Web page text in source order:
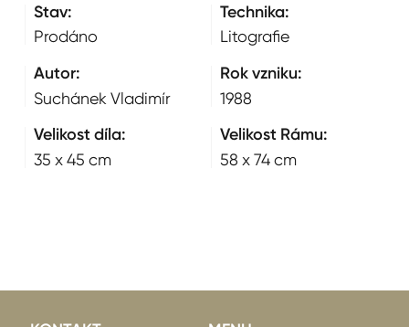
Stav:
Prodáno
Technika:
Litografie
Autor:
Suchánek Vladimír
Rok vzniku:
1988
Velikost díla:
35 x 45 cm
Velikost Rámu:
58 x 74 cm